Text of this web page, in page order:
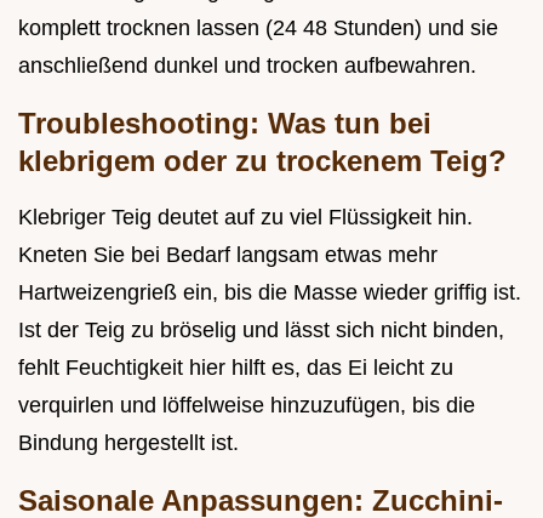
komplett trocknen lassen (24 48 Stunden) und sie
anschließend dunkel und trocken aufbewahren.
Troubleshooting: Was tun bei
klebrigem oder zu trockenem Teig?
Klebriger Teig deutet auf zu viel Flüssigkeit hin.
Kneten Sie bei Bedarf langsam etwas mehr
Hartweizengrieß ein, bis die Masse wieder griffig ist.
Ist der Teig zu bröselig und lässt sich nicht binden,
fehlt Feuchtigkeit hier hilft es, das Ei leicht zu
verquirlen und löffelweise hinzuzufügen, bis die
Bindung hergestellt ist.
Saisonale Anpassungen: Zucchini-